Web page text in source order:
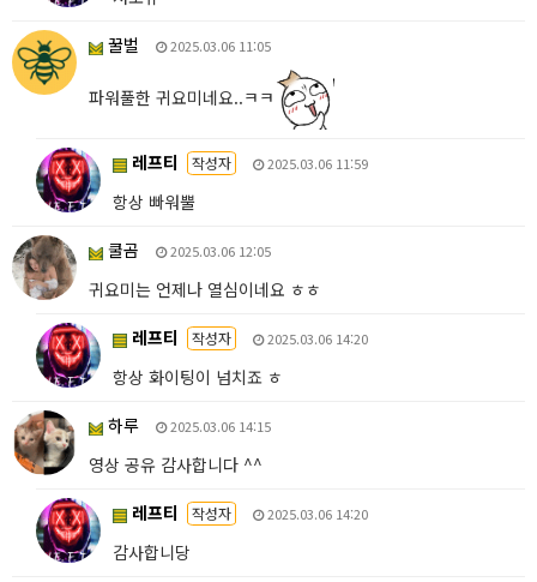
꿀벌
2025.03.06 11:05
파워풀한 귀요미네요..ㅋㅋ
레프티 작성자 2025.03.06 11:59
항상 빠워뿔
쿨곰
2025.03.06 12:05
귀요미는 언제나 열심이네요 ㅎㅎ
레프티
작성자 2025.03.06 14:20
항상 화이팅이 넘치죠 ㅎ
하루
2025.03.06 14:15
영상 공유 감사합니다 ^^
레프티
작성자 2025.03.06 14:20
감사합니당